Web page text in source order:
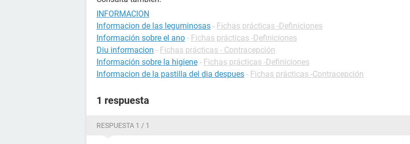
INFORMACION
Informacion de las leguminosas - Fichas prácticas -Definiciones
Información sobre el ano - Fichas prácticas -Definiciones
Diu informacion - Fichas prácticas - Contracepción
Información sobre la higiene - Fichas prácticas -Definiciones
Informacion de la pastilla del dia despues - Fichas prácticas -Contracepción
1 respuesta
RESPUESTA 1 / 1